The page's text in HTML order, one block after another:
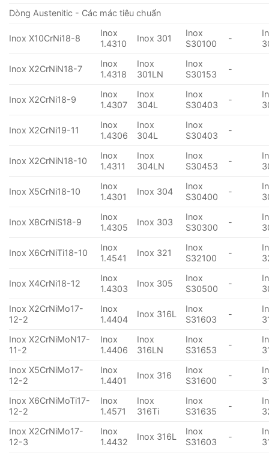
Dòng Austenitic - Các mác tiêu chuẩn
Inox X10CrNi18-8
Inox
1.4310
Inox 301
Inox
S30100
-
Inox X2CrNiN18-7
Inox
1.4318
Inox
301LN
Inox
S30153
-
Inox X2CrNi18-9
Inox
1.4307
Inox
304L
Inox
S30403
-
Inox X2CrNi19-11
Inox
1.4306
Inox
304L
Inox
S30403
-
Inox X2CrNiN18-10
Inox
1.4311
Inox
304LN
Inox
S30453
-
Inox X5CrNi18-10
Inox
1.4301
Inox 304
Inox
S30400
-
Inox X8CrNiS18-9
Inox
1.4305
Inox 303
Inox
S30300
-
Inox X6CrNiTi18-10
Inox
1.4541
Inox 321
Inox
S32100
-
Inox X4CrNi18-12
Inox
1.4303
Inox 305
Inox
S30500
-
Inox X2CrNiMo17-
12-2
Inox
1.4404
Inox 316L
Inox
S31603
-
Inox X2CrNiMoN17-
11-2
Inox
1.4406
Inox
316LN
Inox
S31653
-
Inox X5CrNiMo17-
12-2
Inox
1.4401
Inox 316
Inox
S31600
-
Inox X6CrNiMoTi17-
12-2
Inox
1.4571
Inox
316Ti
Inox
S31635
-
Inox X2CrNiMo17-
12-3
Inox
1.4432
Inox 316L
Inox
S31603
-